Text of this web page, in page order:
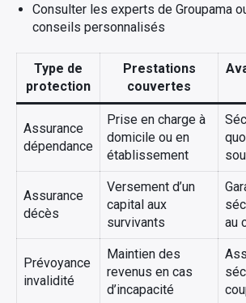
Consulter les experts de Groupama
conseils personnalisés
Type de
protection
Prestations
couvertes
Assurance
dépendance
Prise en charge à
domicile ou en
établissement
Assurance
décès
Versement d’un
capital aux
survivants
au
Prévoyance
invalidité
Maintien des
revenus en cas
d’incapacité